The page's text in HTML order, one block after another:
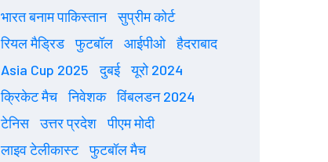
भारत बनाम पाकिस्तान
सुप्रीम कोर्ट
रियल मैड्रिड
फुटबॉल आईपीओ
हैदराबाद
Asia Cup 2025
दुबई
यूरो 2024
क्रिकेट मैच
निवेशक
विंबलडन 2024
टेनिस
उत्तर प्रदेश
पीएम मोदी
लाइव टेलीकास्ट
फुटबॉल मैच